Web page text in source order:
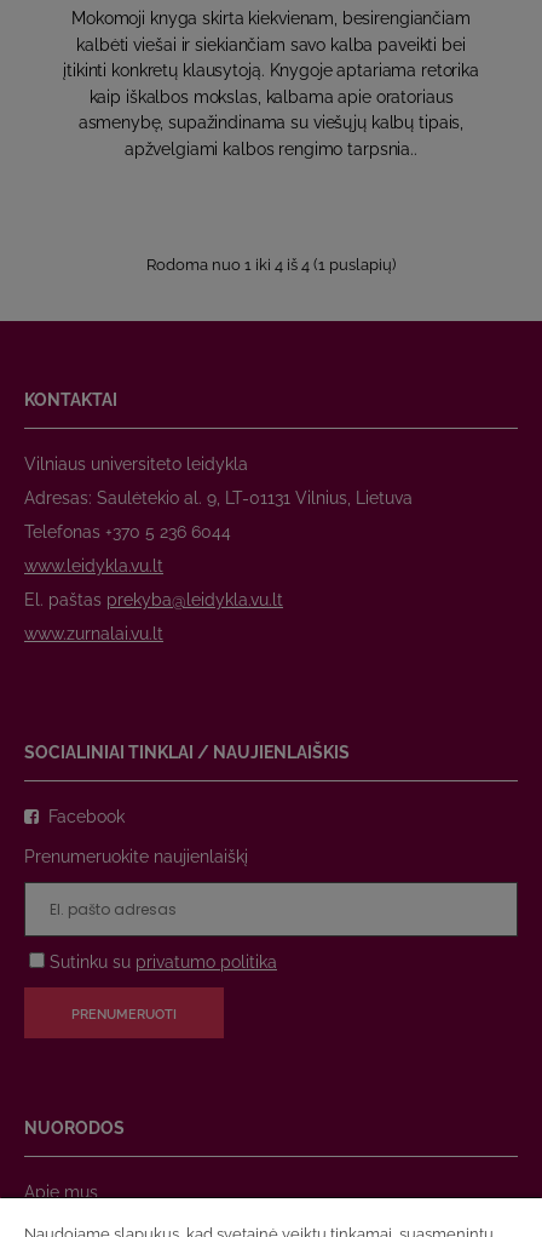
Mokomoji knyga skirta kiekvienam, besirengiančiam
kalbėti viešai ir siekiančiam savo kalba paveikti bei
įtikinti konkretų klausytoją. Knygoje aptariama retorika
kaip iškalbos mokslas, kalbama apie oratoriaus
asmenybę, supažindinama su viešųjų kalbų tipais,
apžvelgiami kalbos rengimo tarpsnia..
Rodoma nuo 1 iki 4 iš 4 (1 puslapių)
KONTAKTAI
Vilniaus universiteto leidykla
Adresas: Saulėtekio al. 9, LT-01131 Vilnius, Lietuva
Telefonas +370 5 236 6044
www.leidykla.vu.lt
El. paštas prekyba@leidykla.vu.lt
www.zurnalai.vu.lt
SOCIALINIAI TINKLAI / NAUJIENLAIŠKIS
Facebook
Prenumeruokite naujienlaiškį
Sutinku su privatumo politika
PRENUMERUOTI
NUORODOS
Apie mus
Susisiekite su mumis